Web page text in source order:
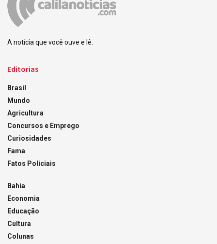
A notícia que você ouve e lê.
Editorias
Brasil
Mundo
Agricultura
Concursos e Emprego
Curiosidades
Fama
Fatos Policiais
Bahia
Economia
Educação
Cultura
Colunas